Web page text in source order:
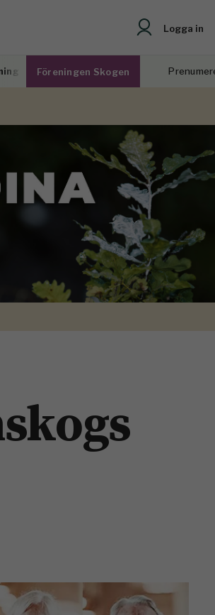
Logga in
Föreningen Skogen